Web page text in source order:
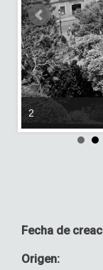
2
Fecha de
Origen: